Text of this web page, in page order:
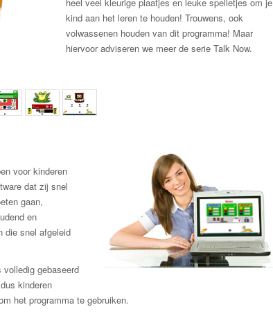
kind aan het leren te houden! Trouwens, ook
volwassenen houden van dit programma! Maar
hiervoor adviseren we meer de serie Talk Now.
voor kinderen
dat zij snel
gaan,
en
die snel afgeleid
volledig gebaseerd
kinderen
het programma te gebruiken.